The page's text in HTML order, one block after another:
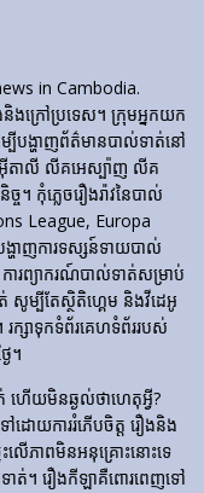
in Cambodia.
និង​ក្រៅ​ប្រទេស។ ក្រុមអ្នកយក
បង្ហាញព័ត៌មានបាល់ទាត់នៅ
អ៊ីតាលី លីគអេស្ប៉ាញ លីគ
។ កុំភ្លេចរឿងរ៉ាវនៃបាល់
League, Europa
ាញការទស្សន៍ទាយបាល់
រព្យាករណ៍បាល់ទាត់សម្រាប់
សូម្បីតែស្ថិតិហ្គេម និងវីដេអូ
សាទុកទំព័រគេហទំព័ររបស់
។
ហើយ​មិន​ឆ្ងល់​ថា​ហេតុអ្វី?
ោយ​ការ​រំភើប​ចិត្ត រឿង​និង​
ើភាពមិនអនុគ្រោះនោះទេ
ល់ទាត់។ រឿង​កីឡា​គឺ​ពោរពេញ​ទៅ​